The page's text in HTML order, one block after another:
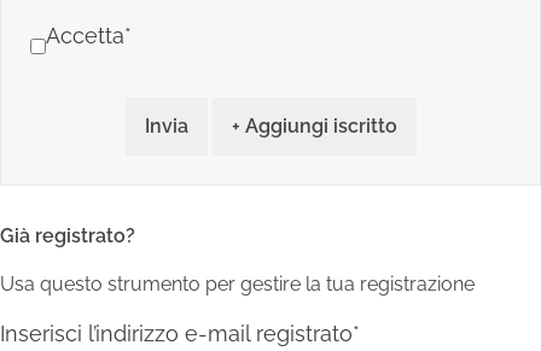
Accetta*
Invia + Aggiungi iscritto
Già registrato?
Usa questo strumento per gestire la tua registrazione
Inserisci l’indirizzo e-mail registrato*